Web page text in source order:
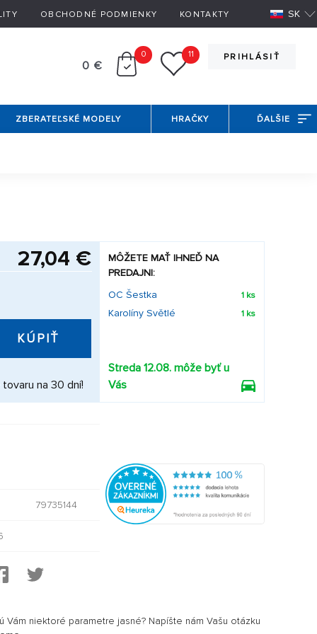
OBCHODNÉ PODMIENKY KONTAKTY SK
PRIHLÁSIŤ
0 €
0 11
ZBERATEĽSKÉ MODELY HRAČKY ĎALŠIE
27,04 €
KÚPIŤ
na 30 dní!
MÔŽETE MAŤ IHNEĎ NA
PREDAJNI:
OC Šestka
1 ks
Karolíny Světlé 1 ks
Streda 12.08. môže byť u
Vás
79735144
Vám niektoré parametre jasné? Napíšte nám Vašu otázku